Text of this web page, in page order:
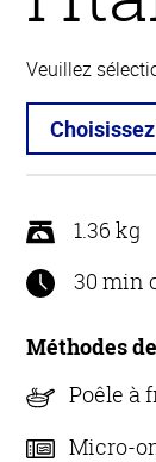
Veuillez
1.36 kg
30 min
Méthodes
Poêle à
Micro-